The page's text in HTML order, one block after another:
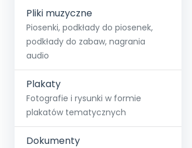
Pliki muzyczne
Piosenki, podkłady do piosenek,
podkłady do zabaw, nagrania
audio
Plakaty
Fotografie i rysunki w formie
plakatów tematycznych
Dokumenty